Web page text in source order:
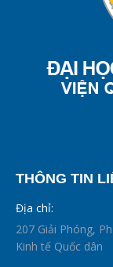
THÔNG TIN
Địa chỉ:
207 Giải Phóng,
Kinh tế Quốc dân